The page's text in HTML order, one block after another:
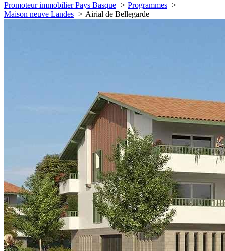
Promoteur immobilier Pays Basque
Programmes
Maison neuve Landes
Airial de Bellegarde